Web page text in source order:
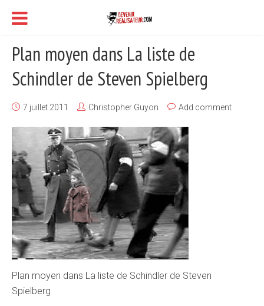
Plan moyen dans La liste de
Schindler de Steven Spielberg
7 juillet 2011 Christopher Guyon Add comment
Plan moyen dans La liste de Schindler de Steven
Spielberg